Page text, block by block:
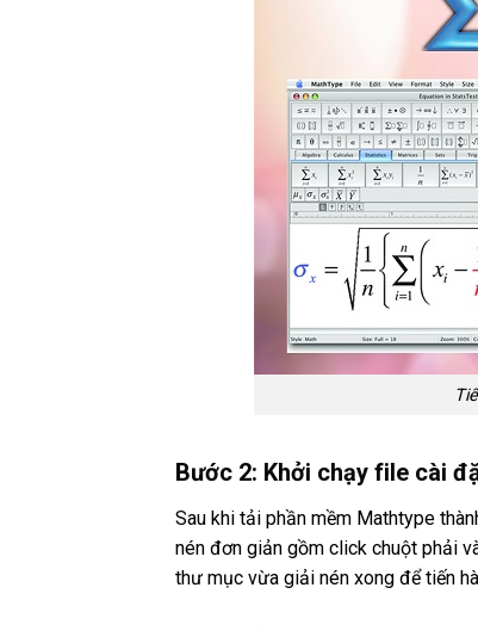
Bước 2: Khởi chạy file cài
Sau khi tải phần mềm Mathtype
nén đơn giản gồm click chuột phải
thư mục vừa giải nén xong để tiến